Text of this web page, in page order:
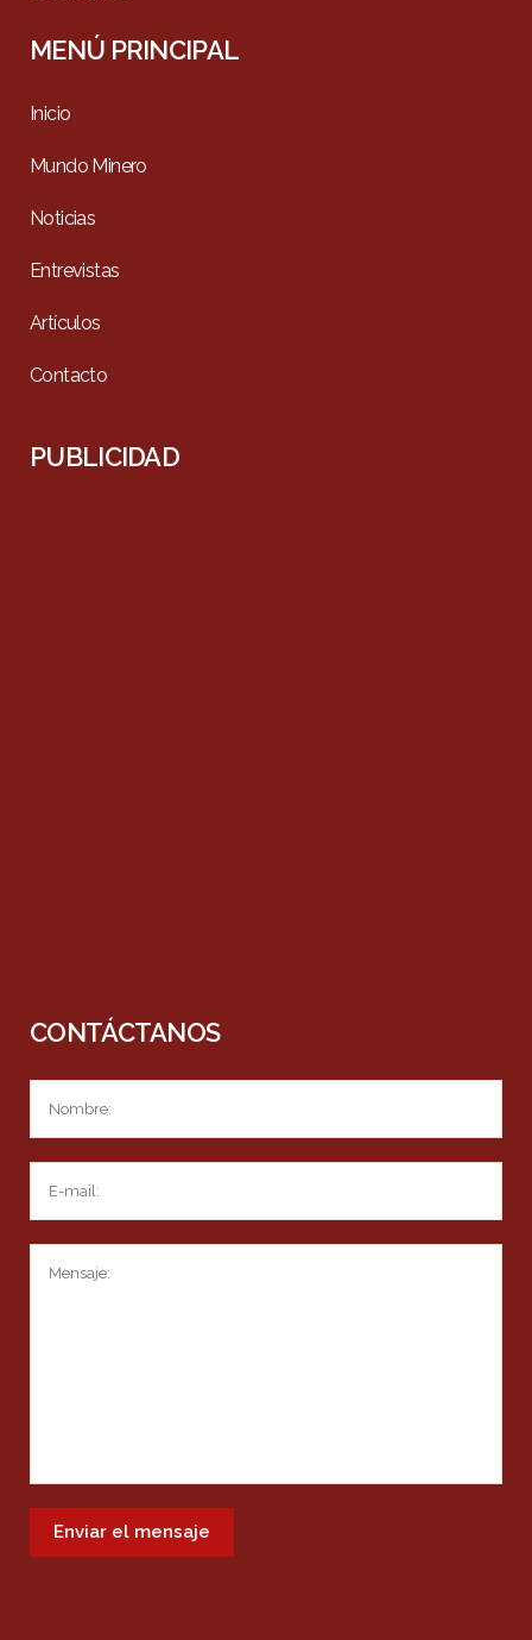
MENÚ PRINCIPAL
Inicio
Mundo Minero
Noticias
Entrevistas
Artículos
Contacto
PUBLICIDAD
CONTÁCTANOS